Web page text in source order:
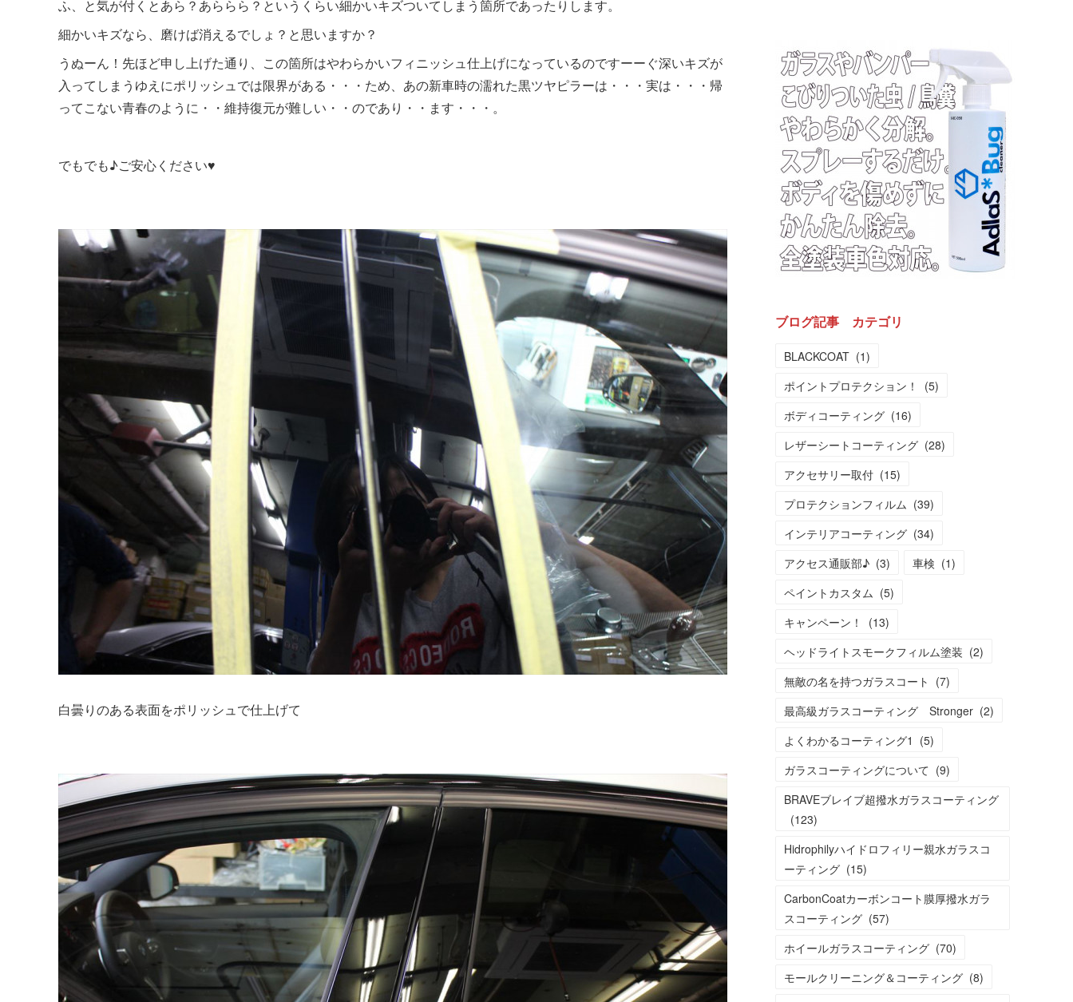
ふ、と気が付くとあら？あららら？というくらい細かいキズついてしまう箇所であったりします。
細かいキズなら、磨けば消えるでしょ？と思いますか？
うぬーん！先ほど申し上げた通り、この箇所はやわらかいフィニッシュ仕上げになっているのですーーぐ深いキズが
入ってしまうゆえにポリッシュでは限界がある・・・ため、あの新車時の濡れた黒ツヤピラーは・・・実は・・・帰
ってこない青春のように・・維持復元が難しい・・のであり・・ます・・・。
でもでも♪ご安心ください♥
白曇りのある表面をポリッシュで仕上げて
ブログ記事 カテゴリ
BLACKCOAT (1)
ポイントプロテクション！
(5)
ボディコーティング (16)
レザーシートコーティング (28)
アクセサリー取付 (15)
プロテクションフィルム (39)
インテリアコーティング (34)
アクセス通販部♪ (3) 車検 (1)
ペイントカスタム (5)
キャンペーン！
(13)
ヘッドライトスモークフィルム塗装 (2)
無敵の名を持つガラスコート (7)
最高級ガラスコーティング Stronger (2)
よくわかるコーティング1 (5)
ガラスコーティングについて (9)
BRAVEブレイブ超撥水ガラスコーティング
(123)
Hidrophilyハイドロフィリー親水ガラスコ
ーティング (15)
CarbonCoatカーボンコート膜厚撥水ガラ
スコーティング (57)
ホイールガラスコーティング (70)
モールクリーニング＆コーティング (8)